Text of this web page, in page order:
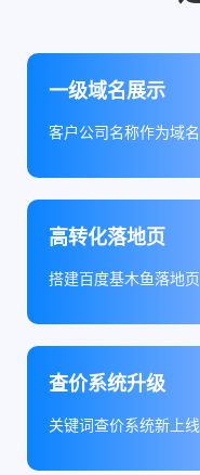
一级域名展示
客户公司名称作为域名
高转化落地页
搭建百度基木鱼落地页
查价系统升级
关键词查价系统新上线